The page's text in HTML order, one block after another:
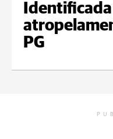
PG